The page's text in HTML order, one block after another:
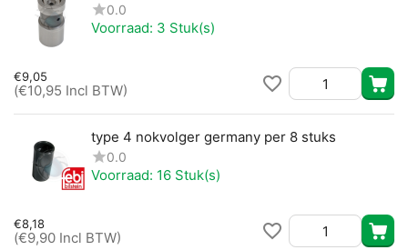
0.0
Voorraad: 3 Stuk(s)
€9,05
(€10,95 Incl BTW)
type 4 nokvolger germany per 8 stuks
0.0
Voorraad: 16 Stuk(s)
€8,18
(€9,90 Incl BTW)